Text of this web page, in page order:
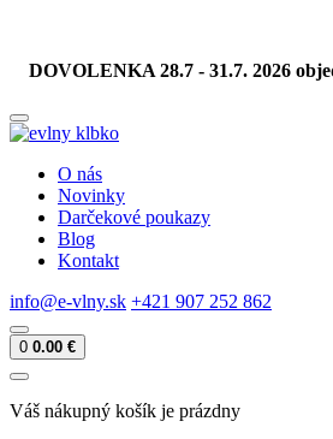
DOVOLENKA 28.7 - 31.7. 2026
O nás
Novinky
Darčekové poukazy
Blog
Kontakt
info@e-vlny.sk +421 907 252 862
0 0.00 €
Váš nákupný košík je prázdny